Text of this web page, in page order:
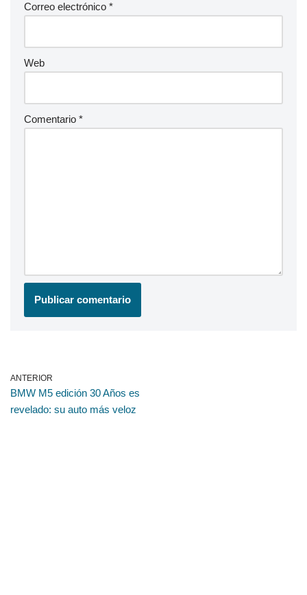
Correo electrónico *
Web
Comentario *
ANTERIOR
BMW M5 edición 30 Años es
revelado: su auto más veloz